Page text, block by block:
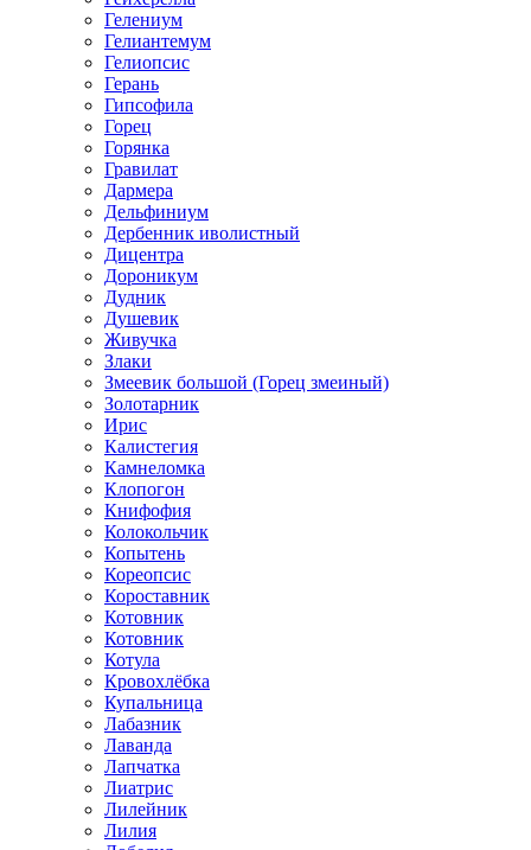
Гелениум
Гелиантемум
Гелиопсис
Герань
Гипсофила
Горец
Горянка
Гравилат
Дармера
Дельфиниум
Дербенник иволистный
Дицентра
Дороникум
Дудник
Душевик
Живучка
Злаки
Змеевик большой (Горец змеиный)
Золотарник
Ирис
Калистегия
Камнеломка
Клопогон
Книфофия
Колокольчик
Копытень
Кореопсис
Короставник
Котовник
Котовник
Котула
Кровохлёбка
Купальница
Лабазник
Лаванда
Лапчатка
Лиатрис
Лилейник
Лилия